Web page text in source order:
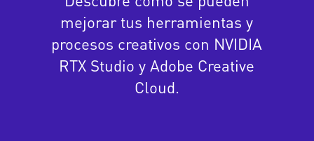
mejorar tus herramientas y
procesos creativos con NVIDIA
RTX Studio y Adobe Creative
Cloud.